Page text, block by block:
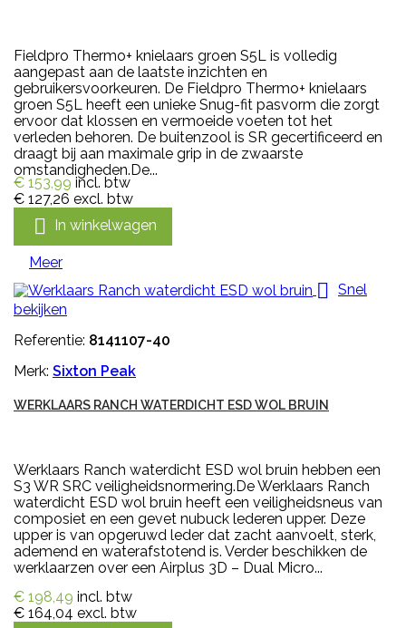
Fieldpro Thermo+ knielaars groen S5L is volledig
aangepast aan de laatste inzichten en
gebruikersvoorkeuren. De Fieldpro Thermo+ knielaars
groen S5L heeft een unieke Snug-fit pasvorm die zorgt
ervoor dat klossen en vermoeide voeten tot het
verleden behoren. De buitenzool is SR gecertificeerd en
draagt bij aan maximale grip in de zwaarste
omstandigheden.De...
€ 153,99 incl. btw
€ 127,26 excl. btw
 In winkelwagen
Meer
 Snel
bekijken
Referentie: 8141107-40
Merk: Sixton Peak
WERKLAARS RANCH WATERDICHT ESD WOL BRUIN
Werklaars Ranch waterdicht ESD wol bruin hebben een
S3 WR SRC veiligheidsnormering.De Werklaars Ranch
waterdicht ESD wol bruin heeft een veiligheidsneus van
composiet en een gevet nubuck lederen upper. Deze
upper is van opgeruwd leder dat zacht aanvoelt, sterk,
ademend en waterafstotend is. Verder beschikken de
werklaarzen over een Airplus 3D – Dual Micro...
€ 198,49 incl. btw
€ 164,04 excl. btw